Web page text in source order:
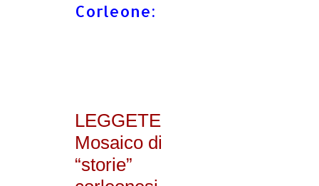
Corleone:
LEGGETE
Mosaico di
“storie”